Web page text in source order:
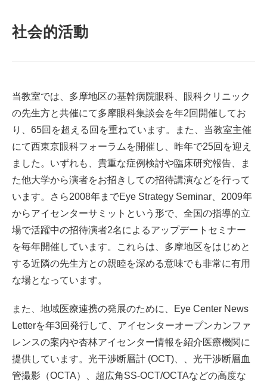
社会的活動
当教室では、多摩地区の基幹病院眼科、眼科クリニック
の先生方と共催にて多摩眼科集談会を年2回開催してお
り、65回を超える回を重ねています。また、当教室主催
にて西東京眼科フォーラムを開催し、昨年で25回を迎え
ました。いずれも、貴重な症例検討や臨床研究報告、ま
た他大学から演者をお招きしての招待講演などを行って
います。さら2008年までEye Strategy Seminar、2009年
からアイセンターサミットという形で、全国の指導的立
場で活躍中の招待演者2名によるアップデートセミナー
を毎年開催しています。これらは、多摩地区をはじめと
する近隣の先生方との親睦を深める意味でも非常に有用
な場となっています。
また、地域医療連携の発展のために、Eye Center News
Letterを年3回発行して、アイセンターオープンカンファ
レンスの案内や杏林アイセンター情報を紹介医療機関に
提供しています。光干渉断層計 (OCT)、、光干渉断層血
管撮影（OCTA）、超広角SS-OCT/OCTAなどの高度な